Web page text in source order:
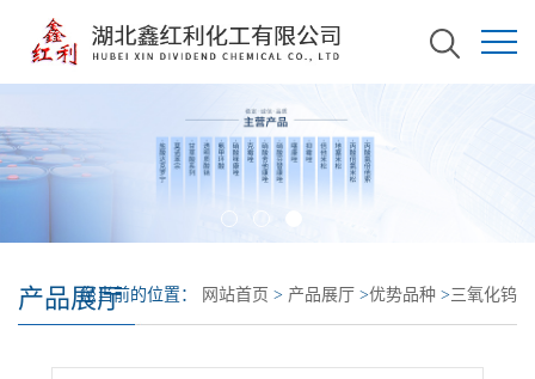
产品展厅您当前的位置： 网站首页 > 产品展厅 >优势品种 >三氧化钨